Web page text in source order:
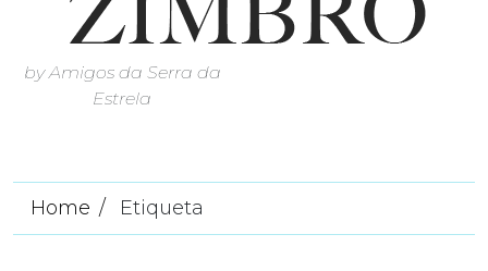
by Amigos da Serra da
Estrela
Home Etiqueta